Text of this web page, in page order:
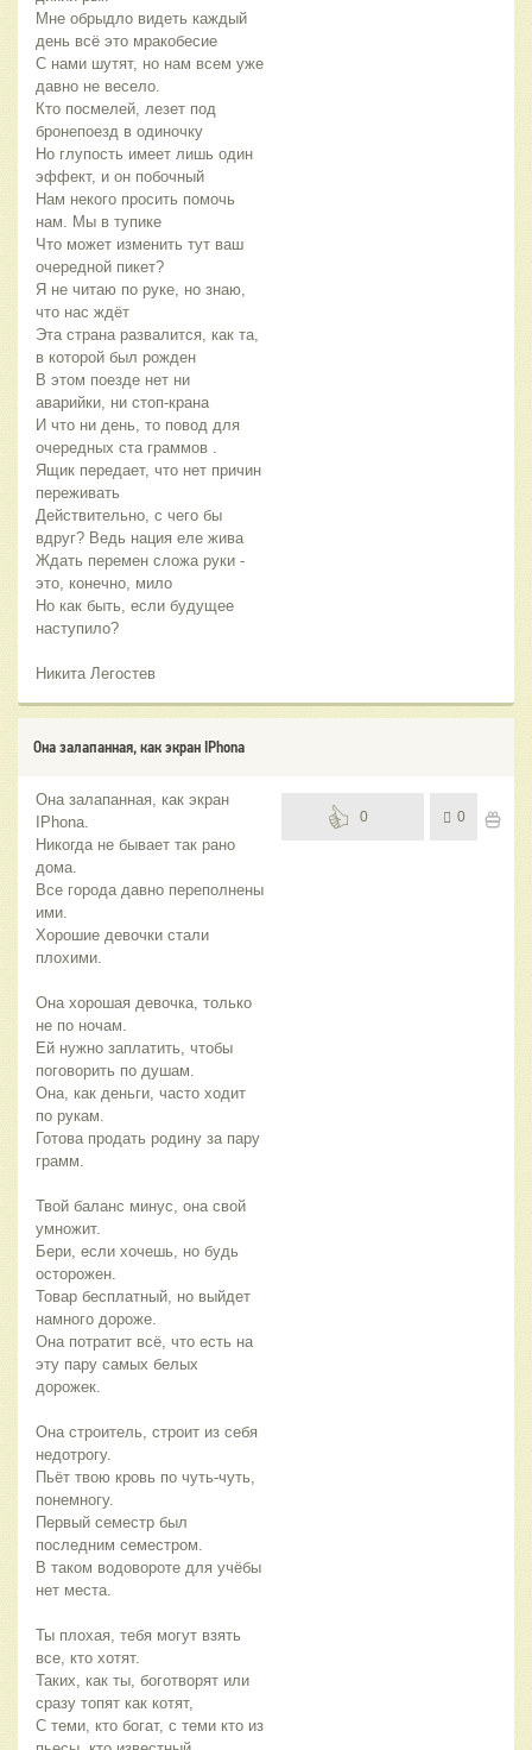
Мне обрыдло видеть каждый
день всё это мракобесие
С нами шутят, но нам всем уже
давно не весело.
Кто посмелей, лезет под
бронепоезд в одиночку
Но глупость имеет лишь один
эффект, и он побочный
Нам некого просить помочь
нам. Мы в тупике
Что может изменить тут ваш
очередной пикет?
Я не читаю по руке, но знаю,
что нас ждёт
Эта страна развалится, как та,
в которой был рожден
В этом поезде нет ни
аварийки, ни стоп-крана
И что ни день, то повод для
очередных ста граммов .
Ящик передает, что нет причин
переживать
Действительно, с чего бы
вдруг? Ведь нация еле жива
Ждать перемен сложа руки -
это, конечно, мило
Но как быть, если будущее
наступило?
Никита Легостев
Она залапанная, как экран IPhona
Она залапанная, как экран
IPhona.
Никогда не бывает так рано
дома.
Все города давно переполнены
ими.
Хорошие девочки стали
плохими.
Она хорошая девочка, только
не по ночам.
Ей нужно заплатить, чтобы
поговорить по душам.
Она, как деньги, часто ходит
по рукам.
Готова продать родину за пару
грамм.
Твой баланс минус, она свой
умножит.
Бери, если хочешь, но будь
осторожен.
Товар бесплатный, но выйдет
намного дороже.
Она потратит всё, что есть на
эту пару самых белых
дорожек.
Она строитель, строит из себя
недотрогу.
Пьёт твою кровь по чуть-чуть,
понемногу.
Первый семестр был
последним семестром.
В таком водовороте для учёбы
нет места.
Ты плохая, тебя могут взять
все, кто хотят.
Таких, как ты, боготворят или
сразу топят как котят,
С теми, кто богат, с теми кто из
0 0